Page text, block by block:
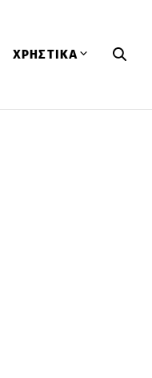
ΧΡΗΣΤΙΚΑ